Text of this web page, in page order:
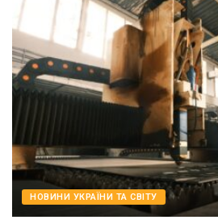
НОВИНИ УКРАЇНИ ТА СВІТУ